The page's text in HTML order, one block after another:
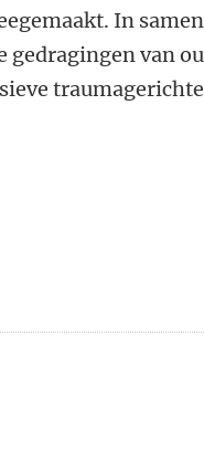
In
gedragingen van